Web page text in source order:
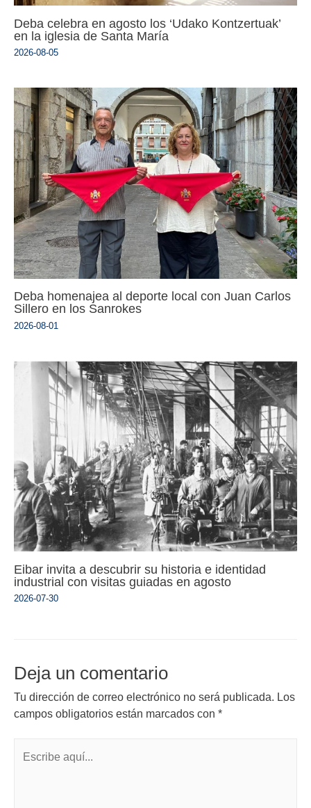
Deba celebra en agosto los ‘Udako Kontzertuak’
en la iglesia de Santa María
2026-08-05
Deba homenajea al deporte local con Juan Carlos
Sillero en los Sanrokes
2026-08-01
Eibar invita a descubrir su historia e identidad
industrial con visitas guiadas en agosto
2026-07-30
Deja un comentario
Tu dirección de correo electrónico no será publicada. Los
campos obligatorios están marcados con *